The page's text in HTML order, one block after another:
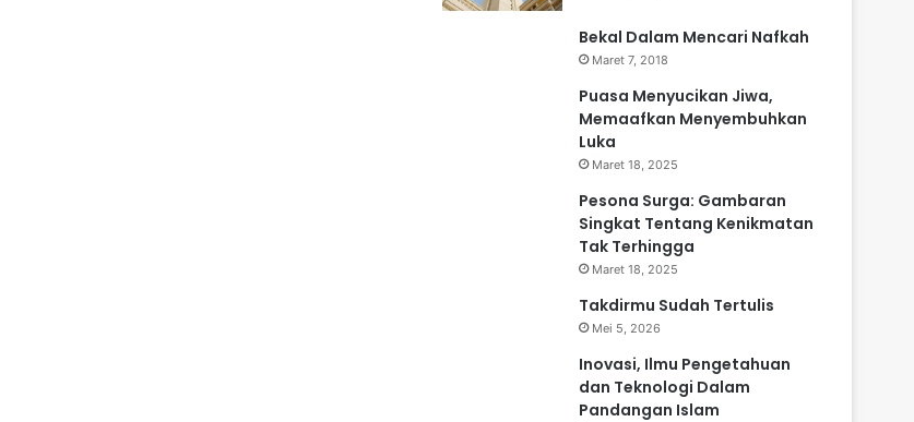
Bekal Dalam Mencari Nafkah
Maret 7, 2018
Puasa Menyucikan Jiwa,
Memaafkan Menyembuhkan
Luka
Maret 18, 2025
Pesona Surga: Gambaran
Singkat Tentang Kenikmatan
Tak Terhingga
Maret 18, 2025
Takdirmu Sudah Tertulis
Mei 5, 2026
Inovasi, Ilmu Pengetahuan
dan Teknologi Dalam
Pandangan Islam